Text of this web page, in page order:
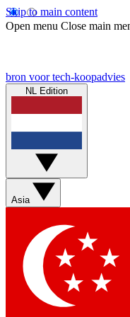
Skip to main content
Open menu Close main
bron voor tech-koopadvies
NL Edition
Asia